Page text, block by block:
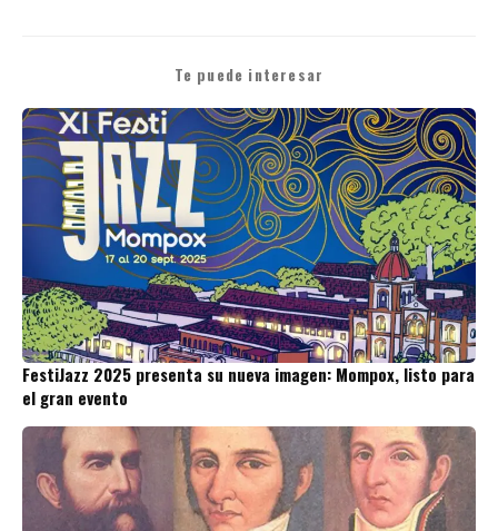
Te puede interesar
FestiJazz 2025 presenta su nueva imagen: Mompox, listo para
el gran evento